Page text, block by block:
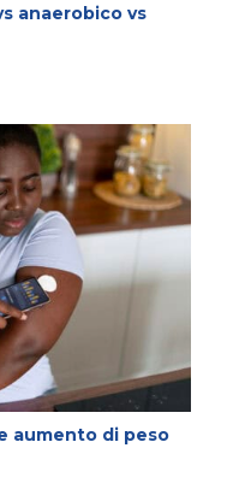
anaerobico vs
aumento di peso